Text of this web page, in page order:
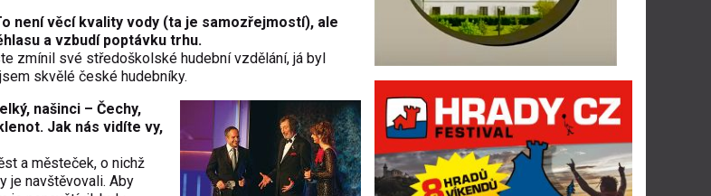
není věcí kvality vody (ta je samozřejmostí), ale
a vzbudí poptávku trhu.
zmínil své středoškolské hudební vzdělání, já byl
skvělé české hudebníky.
našinci – Čechy,
Jak nás vidíte vy,
a městeček, o nichž
je navštěvovali. Aby